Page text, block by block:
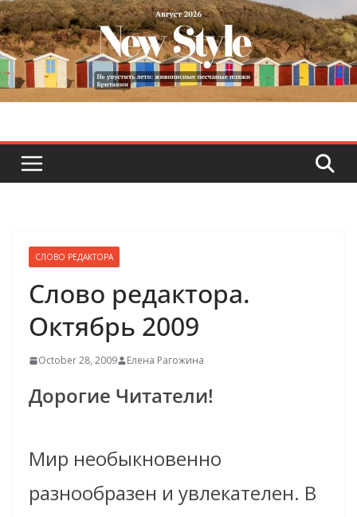
Skip
to
content
СЛОВО РЕДАКТОРА
Слово редактора.
Октябрь 2009
October 28, 2009 Елена Рагожина
Дорогие Читатели!
Мир необыкновенно
разнообразен и увлекателен. В